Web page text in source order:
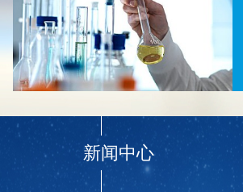
新闻中心